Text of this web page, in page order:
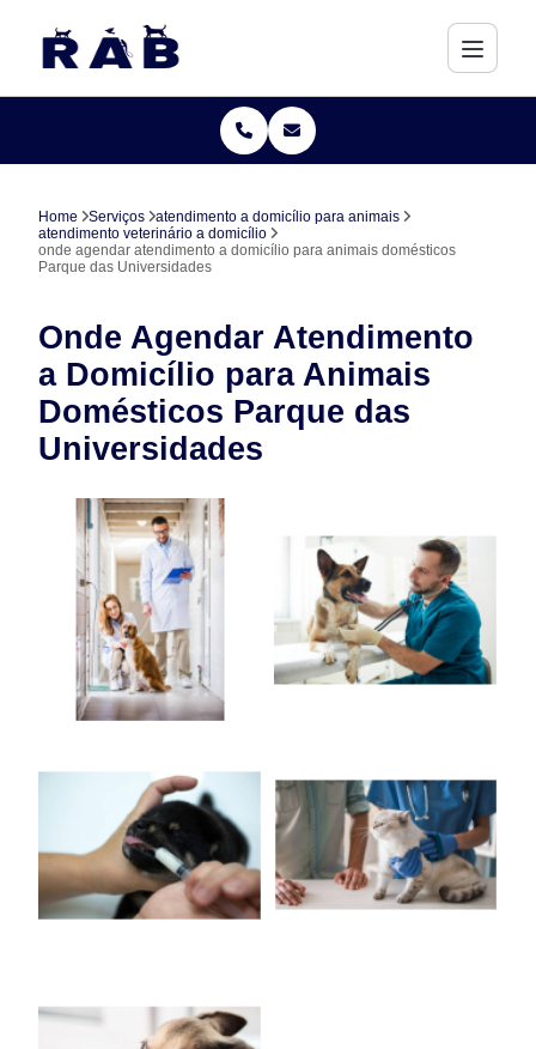
Home Serviços
atendimento a domicílio para animais
atendimento veterinário a domicílio
onde agendar atendimento a domicílio para animais domésticos
Parque das Universidades
Onde Agendar Atendimento
a Domicílio para Animais
Domésticos Parque das
Universidades